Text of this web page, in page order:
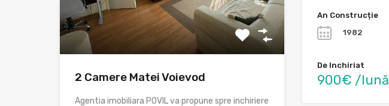
2 Camere Matei Voievod
Agentia imobiliara POVIL va propune spre inchiriere
An Construcție
1982
De Inchiriat
900€ /lună